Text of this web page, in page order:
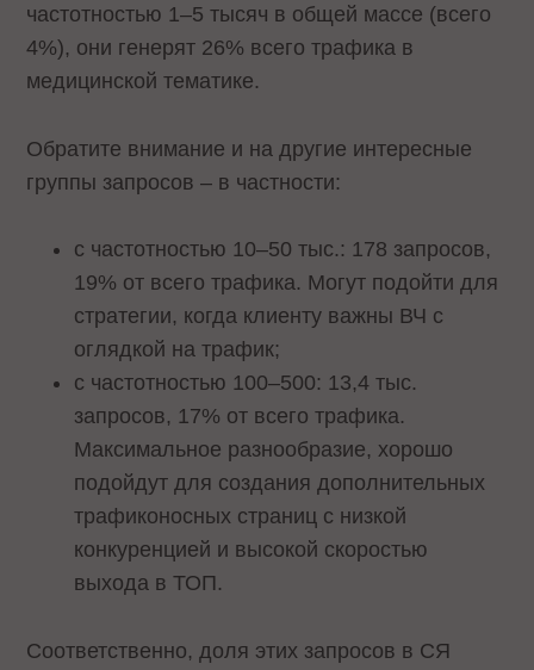
частотностью 1–5 тысяч в общей массе (всего
4%), они генерят 26% всего трафика в
медицинской тематике.
Обратите внимание и на другие интересные
группы запросов – в частности:
с частотностью 10–50 тыс.: 178 запросов,
19% от всего трафика. Могут подойти для
стратегии, когда клиенту важны ВЧ с
оглядкой на трафик;
с частотностью 100–500: 13,4 тыс.
запросов, 17% от всего трафика.
Максимальное разнообразие, хорошо
подойдут для создания дополнительных
трафиконосных страниц с низкой
конкуренцией и высокой скоростью
выхода в ТОП.
Соответственно, доля этих запросов в СЯ